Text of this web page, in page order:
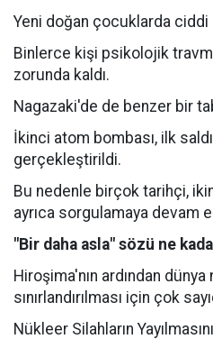
Yeni doğan çocuklarda ciddi
Binlerce kişi psikolojik
zorunda kaldı.
Nagazaki'de de benzer bir
İkinci atom bombası, ilk
gerçekleştirildi.
Bu nedenle birçok tarihçi,
ayrıca sorgulamaya devam
"Bir daha asla" sözü ne
Hiroşima'nın ardından
sınırlandırılması için çok
Nükleer Silahların